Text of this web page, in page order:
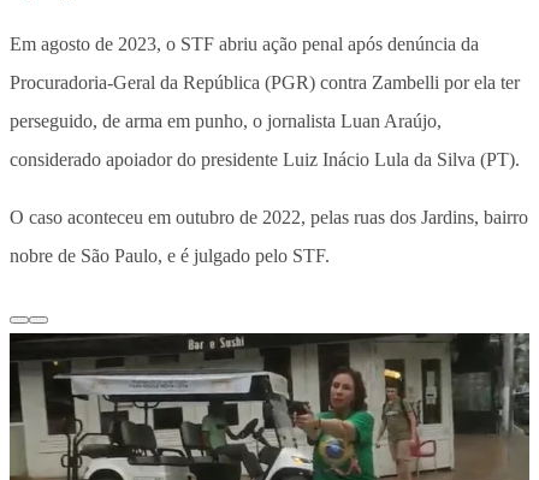
Em agosto de 2023, o STF abriu ação penal após denúncia da
Procuradoria-Geral da República (PGR) contra Zambelli por ela ter
perseguido, de arma em punho, o jornalista Luan Araújo,
considerado apoiador do presidente Luiz Inácio Lula da Silva (PT).
O caso aconteceu em outubro de 2022, pelas ruas dos Jardins, bairro
nobre de São Paulo, e é julgado pelo STF.